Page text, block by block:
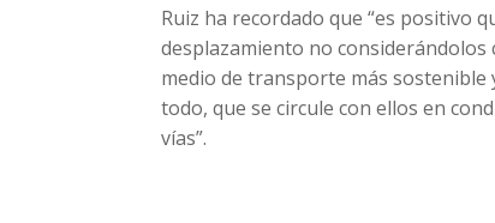
Ruiz ha recordado que “es positivo
desplazamiento no
medio de transporte más
todo, que se circule con ellos en
vías”.